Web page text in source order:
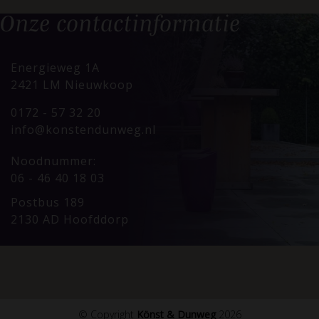
Onze contactinformatie
Energieweg 1A
2421 LM Nieuwkoop
0172 - 57 32 20
info@konstendunweg.nl
Noodnummer:
06 - 46 40 18 03
Postbus 189
2130 AD Hoofddorp
© Copyright Könst & Dunweg2026